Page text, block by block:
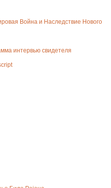
Война и Наследствие Нового
интервью свидетеля